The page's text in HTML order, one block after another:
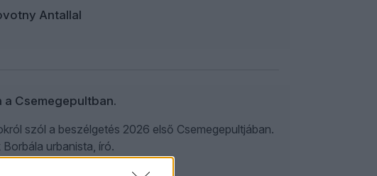
Antallal
a Csemegepultban.
szól a beszélgetés 2026 első Csemegepultjában.
urbanista, író.